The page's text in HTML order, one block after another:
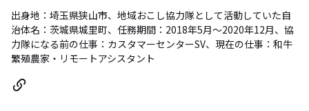
出身地：埼玉県狭山市、地域おこし協力隊として活動していた自
治体名：茨城県城里町、任務期間：2018年5月～2020年12月、協
力隊になる前の仕事：カスタマーセンターSV、現在の仕事：和牛
繁殖農家・リモートアシスタント